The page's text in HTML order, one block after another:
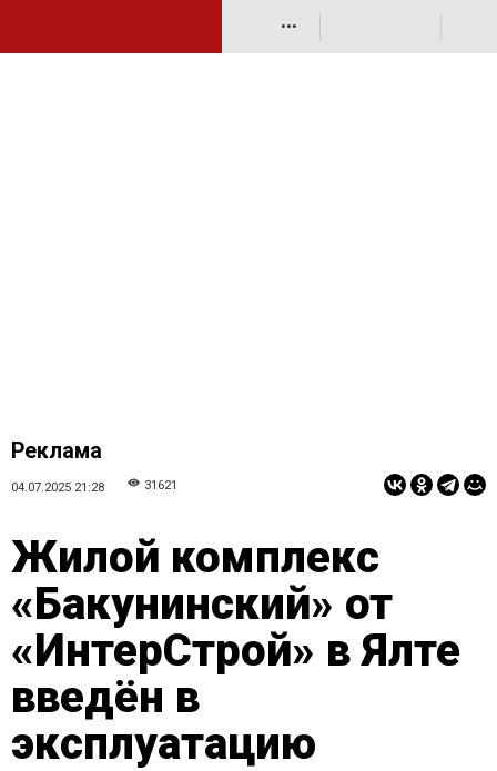
•••
Реклама
04.07.2025 21:28 31621
Жилой комплекс
«Бакунинский» от
«ИнтерСтрой» в Ялте
введён в
эксплуатацию